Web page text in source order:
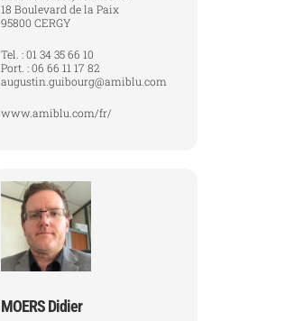
18 Boulevard de la Paix
95800 CERGY
Tel. : 01 34 35 66 10
Port. : 06 66 11 17 82
augustin.guibourg@amiblu.com
www.amiblu.com/fr/
MOERS Didier